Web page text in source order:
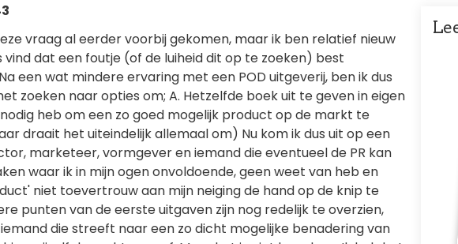
vraag al eerder voorbij gekomen, maar ik ben relatief nieuw
vind dat een foutje (of de luiheid dit op te zoeken) best
een wat mindere ervaring met een POD uitgeverij, ben ik dus
zoeken naar opties om; A. Hetzelfde boek uit te geven in eigen
heb om een zo goed mogelijk product op de markt te
draait het uiteindelijk allemaal om) Nu kom ik dus uit op een
marketeer, vormgever en iemand die eventueel de PR kan
waar ik in mijn ogen onvoldoende, geen weet van heb en
niet toevertrouw aan mijn neiging de hand op de knip te
punten van de eerste uitgaven zijn nog redelijk te overzien,
die streeft naar een zo dicht mogelijke benadering van